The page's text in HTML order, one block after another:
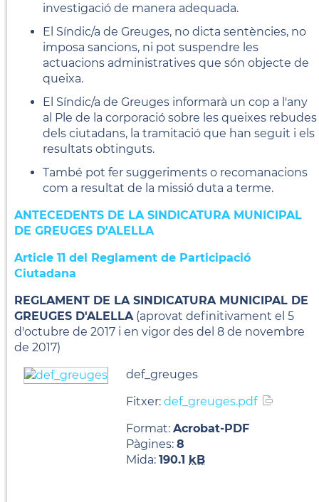
investigació de manera adequada.
El Síndic/a de Greuges, no dicta sentències, no
imposa sancions, ni pot suspendre les
actuacions administratives que són objecte de
queixa.
El Síndic/a de Greuges informarà un cop a l'any
al Ple de la corporació sobre les queixes rebudes
dels ciutadans, la tramitació que han seguit i els
resultats obtinguts.
També pot fer suggeriments o recomanacions
com a resultat de la missió duta a terme.
ANTECEDENTS DE LA SINDICATURA MUNICIPAL
DE GREUGES D'ALELLA
Article 11 del Reglament de Participació
Ciutadana
REGLAMENT DE LA SINDICATURA MUNICIPAL DE
GREUGES D'ALELLA(aprovat definitivament el 5
d'octubre de 2017 i en vigor des del 8 de novembre
de 2017)
def_greuges
Fitxer: def_greuges.pdf
Format: Acrobat-PDF
Pàgines: 8
Mida: 190.1 kB